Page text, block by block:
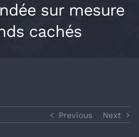
sur mesure
cachés
Previous Next